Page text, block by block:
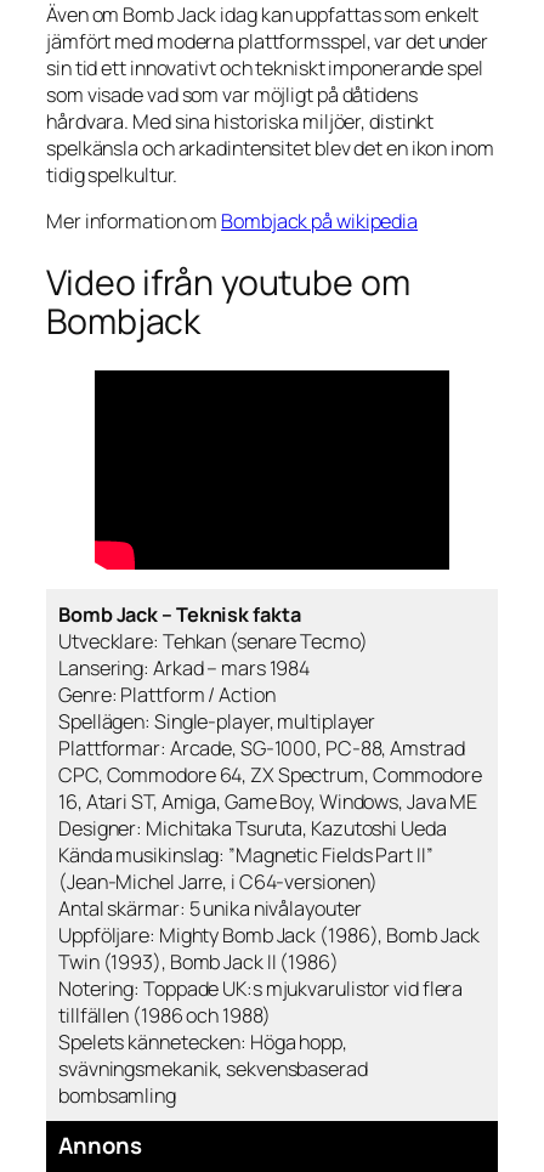
Även om Bomb Jackidag kan uppfattas som enkelt
jämfört med moderna plattformsspel, var det under
sin tid ett innovativt och tekniskt imponerande spel
som visade vad som var möjligt på dåtidens
hårdvara. Med sina historiska miljöer, distinkt
spelkänsla och arkadintensitet blev det en ikon inom
tidig spelkultur.
Mer information om Bombjack på wikipedia
Video ifrån youtube om
Bombjack
Bomb Jack – Teknisk fakta
Utvecklare: Tehkan (senare Tecmo)
Lansering: Arkad – mars 1984
Genre: Plattform / Action
Spellägen: Single-player, multiplayer
Plattformar: Arcade, SG-1000, PC-88, Amstrad
CPC, Commodore 64, ZX Spectrum, Commodore
16, Atari ST, Amiga, Game Boy, Windows, Java ME
Designer: Michitaka Tsuruta, Kazutoshi Ueda
Kända musikinslag: ”Magnetic Fields Part II”
(Jean-Michel Jarre, i C64-versionen)
Antal skärmar: 5 unika nivålayouter
Uppföljare: Mighty Bomb Jack (1986), Bomb Jack
Twin (1993), Bomb Jack II (1986)
Notering: Toppade UK:s mjukvarulistor vid flera
tillfällen (1986 och 1988)
Spelets kännetecken: Höga hopp,
svävningsmekanik, sekvensbaserad
bombsamling
Annons